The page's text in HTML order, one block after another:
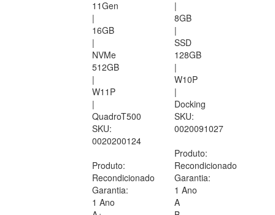
11Gen
|
16GB
|
NVMe
512GB
|
W11P
|
QuadroT500
SKU:
0020200124
Produto:
Recondicionado
Garantia:
1 Ano
|
8GB
|
SSD
128GB
|
W10P
|
Docking
SKU:
0020091027
Produto:
Recondicionado
Garantia:
1 Ano
A